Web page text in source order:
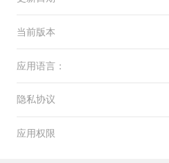
当前版本
应用语言：
隐私协议
应用权限